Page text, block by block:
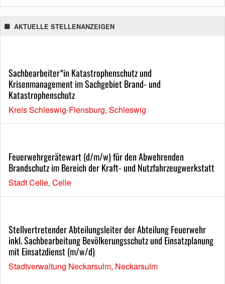
AKTUELLE STELLENANZEIGEN
Sachbearbeiter*in Katastrophenschutz und
Krisenmanagement im Sachgebiet Brand- und
Katastrophenschutz
Kreis Schleswig-Flensburg, Schleswig
Feuerwehrgerätewart (d/m/w) für den Abwehrenden
Brandschutz im Bereich der Kraft- und Nutzfahrzeugwerkstatt
Stadt Celle, Celle
Stellvertretender Abteilungsleiter der Abteilung Feuerwehr
inkl. Sachbearbeitung Bevölkerungsschutz und Einsatzplanung
mit Einsatzdienst (m/w/d)
Stadtverwaltung Neckarsulm, Neckarsulm